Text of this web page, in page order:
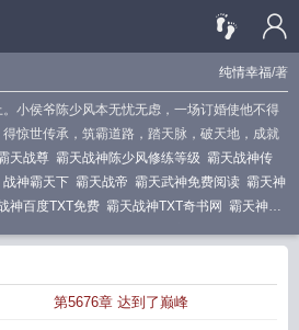
纯情幸福/著
小侯爷陈少风本无忧无虑，一场订婚使他不得
惊世传承，筑霸道路，踏天脉，破天地，成就
天战尊 霸天战神陈少风修练等级 霸天战神传
战神霸天下 霸天战帝 霸天武神免费阅读 霸天神
神百度TXT免费 霸天战神TXT奇书网 霸天神
风女主是谁
福百度百科霸天神诀 霸天作品集
第5676章 达到了巅峰